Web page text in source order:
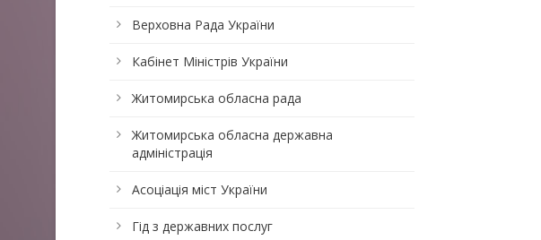
Верховна Рада України
Кабінет Міністрів України
Житомирська обласна рада
Житомирська обласна державна
адміністрація
Асоціація міст України
Гід з державних послуг